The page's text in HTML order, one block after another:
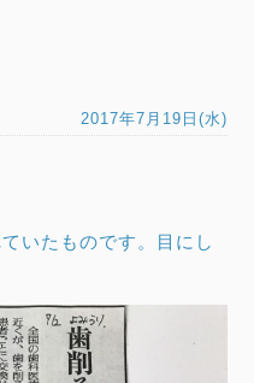
2017年7月19日(水)
いたものです。目にし